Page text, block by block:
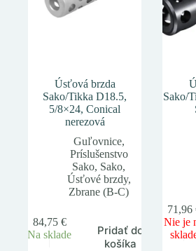
Úsťová brzda
Sako/Tikka D18.5,
5/8×24, Conical
nerezová
Guľovnice,
Príslušenstvo
Sako, Sako,
Úsťové brzdy,
Zbrane (B-C)
84,75 €
Na sklade
Pridať do
košíka
Sako/
71,96
Nie je